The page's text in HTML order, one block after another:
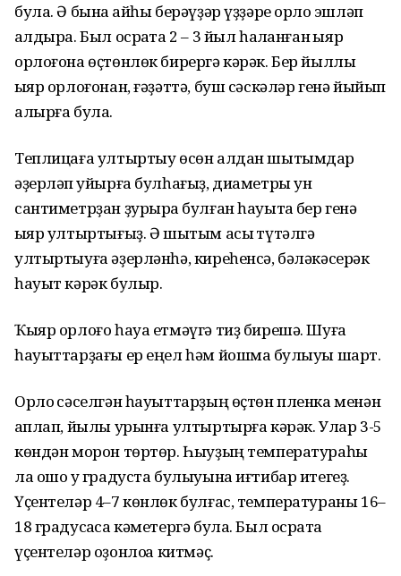
була. Ә бына ҡайһы берәүҙәр үҙҙәре орлоҡ эшләп
ҡалдыра. Был осраҡта 2 – 3 йыл һаҡланған ҡыяр
орлоғона өҫтөнлөк бирергә кәрәк. Бер йыллыҡ
ҡыяр орлоғонан, ғәҙәттә, буш сәскәләр генә йыйып
алырға була.
Теплицаға ултыртыу өсөн алдан шытымдар
әҙерләп ҡуйырға булһағыҙ, диаметры ун
сантиметрҙан ҙурыраҡ булған һауытҡа бер генә
ҡыяр ултыртығыҙ. Ә шытым асыҡ түтәлгә
ултыртыуға әҙерләнһә, киреһенсә, бәләкәсерәк
һауыт кәрәк булыр.
Ҡыяр орлоғо һауа етмәүгә тиҙ бирешә. Шуға
һауыттарҙағы ер еңел һәм йошмаҡ булыуы шарт.
Орлоҡ сәселгән һауыттарҙың өҫтөн пленка менән
ҡаплап, йылы урынға ултыртырға кәрәк. Улар 3-5
көндән морон төртөр. Һыуҙың температураһы
ла ошо уҡ градуста булыуына иғтибар итегеҙ.
Үҫентеләр 4–7 көнлөк булғас, температураны 16–
18 градусҡаса кәметергә була. Был осраҡта
үҫентеләр оҙонлоҡҡа китмәҫ.